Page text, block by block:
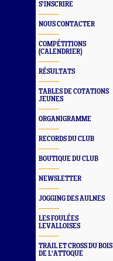
S'INSCRIRE
NOUS CONTACTER
COMPÉTITIONS
(CALENDRIER)
RÉSULTATS
TABLES DE COTATIONS
JEUNES
ORGANIGRAMME
RECORDS DU CLUB
BOUTIQUE DU CLUB
NEWSLETTER
JOGGING DES AULNES
LES FOULÉES
LEVALLOISES
TRAIL ET CROSS DU BOIS
DE L'ATTOQUE